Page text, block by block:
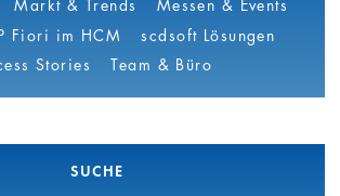
Markt & Trends
Messen & Events
Fiori im HCM
scdsoft Lösungen
Stories
Team & Büro
SUCHE